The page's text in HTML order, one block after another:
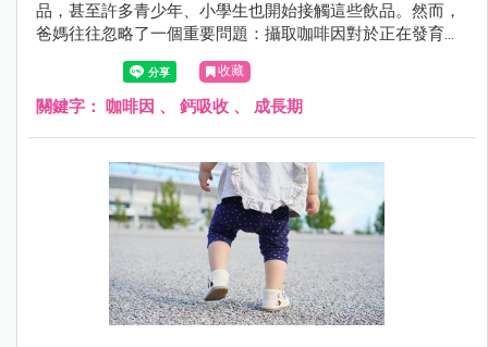
品，甚至許多青少年、小學生也開始接觸這些飲品。然而，
爸媽往往忽略了一個重要問題：攝取咖啡因對於正在發育的
孩子，可能造成骨骼生長與健康上的影響。
收藏
關鍵字： 咖啡因 、 鈣吸收 、 成長期